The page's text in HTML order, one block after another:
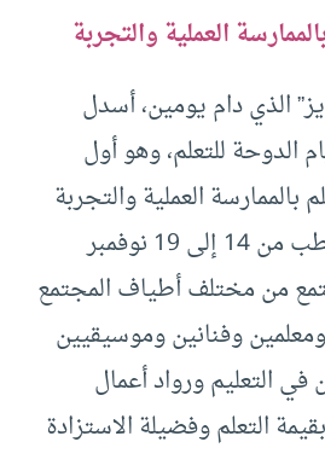
العملية والتجربة
الذي دام يومين، أسدل
الدوحة للتعلم، وهو أول
العملية والتجربة
المباشرة، حيث استقطب من 14 إلى 19 نوفمبر
من مختلف أطياف المجتمع
وفنانين وموسيقيين
التعليم ورواد أعمال
التعلم وفضيلة الاستزادة